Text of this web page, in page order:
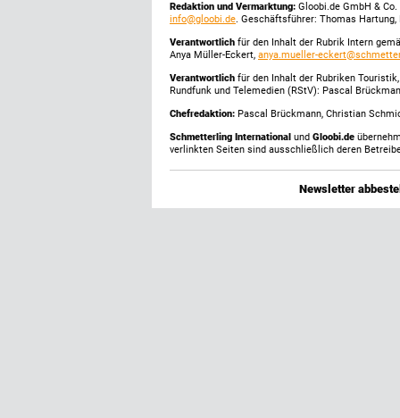
Redaktion und Vermarktung: Gloobi.de GmbH &
info@gloobi.de. Geschäftsführer: Thomas
Verantwortlich für den Inhalt der Rubrik Intern
Anya Müller-Eckert, anya.mueller-
Verantwortlich für den Inhalt der Rubriken
Rundfunk und Telemedien (RStV): Pascal
Chefredaktion: Pascal Brückmann, Christian
Schmetterling International und Gloobi.de
verlinkten Seiten sind ausschließlich deren
Newsletter